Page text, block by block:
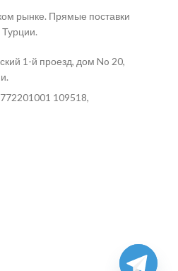
рынке. Прямые поставки
Турции.
1-й проезд, дом No 20,
109518,